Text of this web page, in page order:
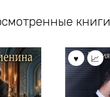
книги